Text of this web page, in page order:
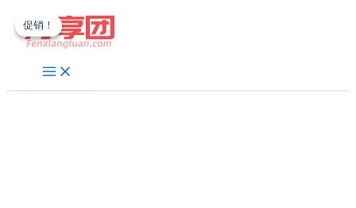
至
促销！
促销！